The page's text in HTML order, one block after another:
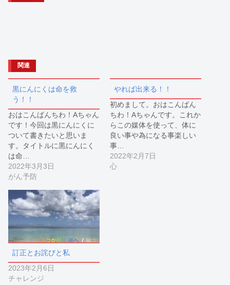
関連
黒にんにくは命を救
う！！
おはこんばんちわ！Aちゃん
です！今回は黒にんにくに
ついて書きたいと思いま
す。タイトルに黒にんにく
は命…
2022年3月3日
がん予防
やれば出来る！！
初めまして。おはこんばん
ちわ！Aちゃんです。これか
らこの媒体を使って、体に
良い事や為になる事楽しい
事…
2022年2月7日
心
訂正とお詫びと私
2023年2月6日
チャレンジ